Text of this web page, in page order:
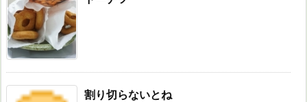
割り切らないとね